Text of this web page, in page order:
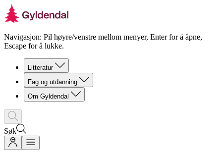
Navigasjon: Pil høyre/venstre mellom menyer, Enter for å åpne,
Escape for å lukke.
Litteratur
Fag og utdanning
Om Gyldendal
Søk